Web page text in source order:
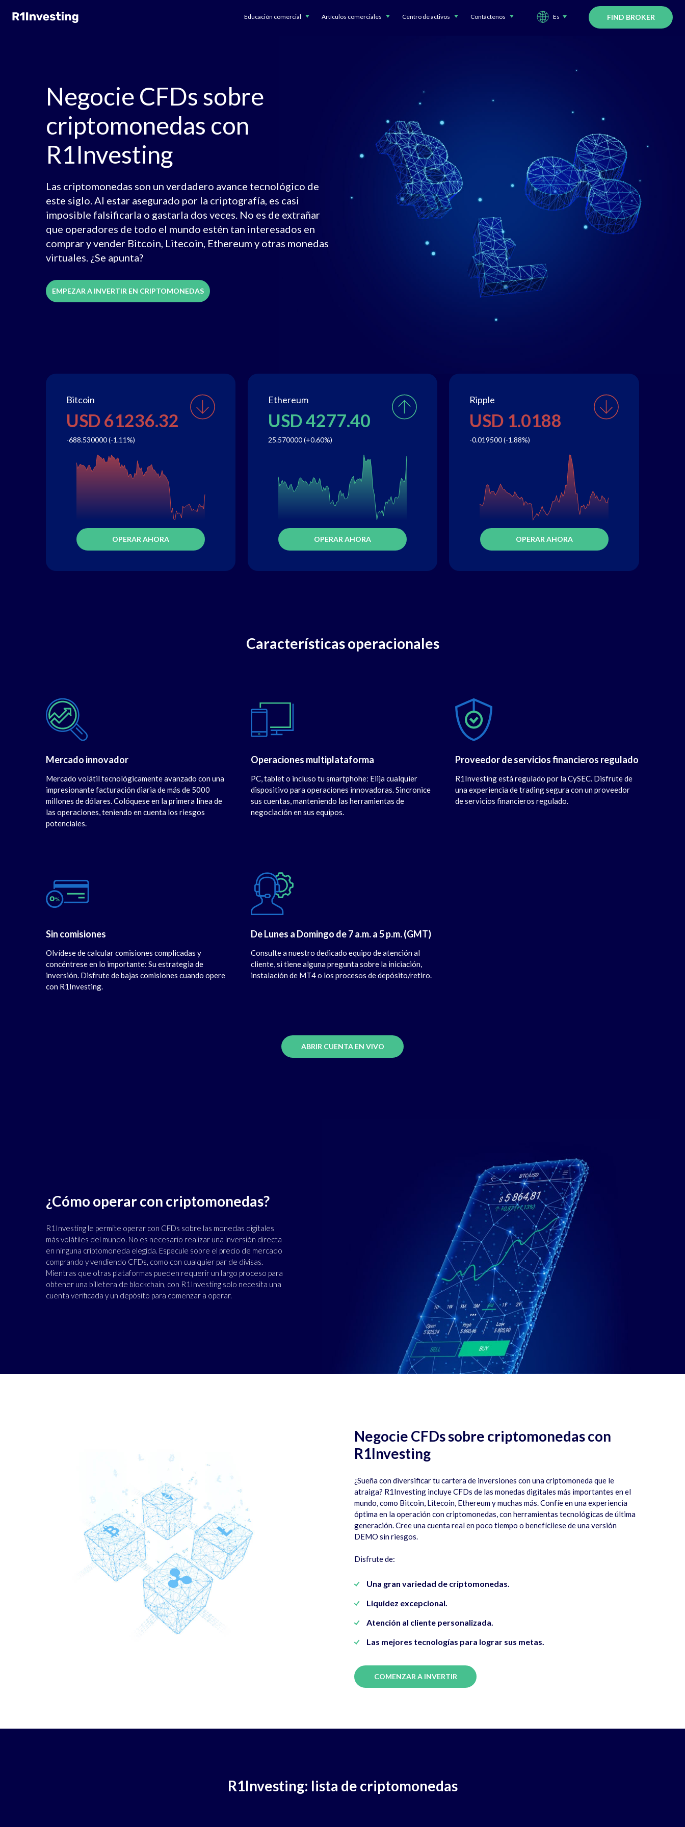
Educación comercial Artículos comerciales Centro de activos Contáctenos Es FIND BROKER
Negocie CFDs sobre
criptomonedas con
R1Investing
Las criptomonedas son un verdadero avance tecnológico de
este siglo. Al estar asegurado por la criptografía, es casi
imposible falsificarla o gastarla dos veces. No es de extrañar
que operadores de todo el mundo estén tan interesados en
comprar y vender Bitcoin, Litecoin, Ethereum y otras monedas
virtuales. ¿Se apunta?
EMPEZAR A INVERTIR EN CRIPTOMONEDAS
Bitcoin
USD 61236.32
-688.530000 (-1.11%)
OPERAR AHORA
Ethereum
USD 4277.40
25.570000 (+0.60%)
OPERAR AHORA
Ripple
USD 1.0188
-0.019500 (-1.88%)
OPERAR AHORA
Características operacionales
Mercado innovador
Mercado volátil tecnológicamente avanzado con una
impresionante facturación diaria de más de 5000
millones de dólares. Colóquese en la primera línea de
las operaciones, teniendo en cuenta los riesgos
potenciales.
Operaciones multiplataforma
PC, tablet o incluso tu smartphohe: Elija cualquier
dispositivo para operaciones innovadoras. Sincronice
sus cuentas, manteniendo las herramientas de
negociación en sus equipos.
Proveedor de servicios financieros regulado
R1Investing está regulado por la CySEC. Disfrute de
una experiencia de trading segura con un proveedor
de servicios financieros regulado.
Sin comisiones
Olvídese de calcular comisiones complicadas y
concéntrese en lo importante: Su estrategia de
inversión. Disfrute de bajas comisiones cuando opere
con R1Investing.
De Lunes a Domingo de 7 a.m. a 5 p.m. (GMT)
Consulte a nuestro dedicado equipo de atención al
cliente, si tiene alguna pregunta sobre la iniciación,
instalación de MT4 o los procesos de depósito/retiro.
ABRIR CUENTA EN VIVO
¿Cómo operar con criptomonedas?
R1Investing le permite operar con CFDs sobre las monedas digitales
más volátiles del mundo. No es necesario realizar una inversión directa
en ninguna criptomoneda elegida. Especule sobre el precio de mercado
comprando y vendiendo CFDs, como con cualquier par de divisas.
Mientras que otras plataformas pueden requerir un largo proceso para
obtener una billetera de blockchain, con R1Investing solo necesita una
cuenta verificada y un depósito para comenzar a operar.
Negocie CFDs sobre criptomonedas con
R1Investing
¿Sueña con diversificar tu cartera de inversiones con una criptomoneda que le
atraiga? R1Investing incluye CFDs de las monedas digitales más importantes en el
mundo, como Bitcoin, Litecoin, Ethereum y muchas más. Confíe en una experiencia
óptima en la operación con criptomonedas, con herramientas tecnológicas de última
generación. Cree una cuenta real en poco tiempo o benefíciiese de una versión
DEMO sin riesgos.
Disfrute de:
Una gran variedad de criptomonedas.
Liquidez excepcional.
Atención al cliente personalizada.
Las mejores tecnologías para lograr sus metas.
COMENZAR A INVERTIR
R1Investing: lista de criptomonedas